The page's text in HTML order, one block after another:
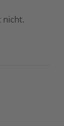
nicht.